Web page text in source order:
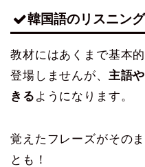
韓国語のリスニン
教材にはあくまで基本
登場しませんが、 主語
きる ようになります。
覚えたフレーズがその
とも！